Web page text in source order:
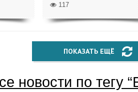
117
ПОКАЗАТЬ ЕЩЁ
новости по тегу “